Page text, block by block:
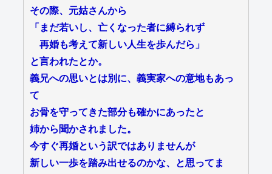
その際、元姑さんから
「まだ若いし、亡くなった者に縛られず
再婚も考えて新しい人生を歩んだら」
と言われたとか。
義兄への思いとは別に、義実家への意地もあっ
て
お骨を守ってきた部分も確かにあったと
姉から聞かされました。
今すぐ再婚という訳ではありませんが
新しい一歩を踏み出せるのかな、と思ってま